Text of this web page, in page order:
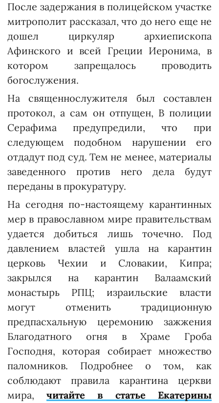
После задержания в полицейском участке
митрополит рассказал, что до него еще не
дошел циркуляр архиепископа
Афинского и всей Греции Иеронима, в
котором запрещалось проводить
богослужения.
На священнослужителя был составлен
протокол, а сам он отпущен, В полиции
Серафима предупредили, что при
следующем подобном нарушении его
отдадут под суд. Тем не менее, материалы
заведенного против него дела будут
переданы в прокуратуру.
На сегодня по-настоящему карантинных
мер в православном мире правительствам
удается добиться лишь точечно. Под
давлением властей ушла на карантин
церковь Чехии и Словакии, Кипра;
закрылся на карантин Валаамский
монастырь РПЦ; израильские власти
могут отменить традиционную
предпасхальную церемонию зажжения
Благодатного огня в Храме Гроба
Господня, которая собирает множество
паломников. Подробнее о том, как
соблюдают правила карантина церкви
мира, читайте в статье Екатерины